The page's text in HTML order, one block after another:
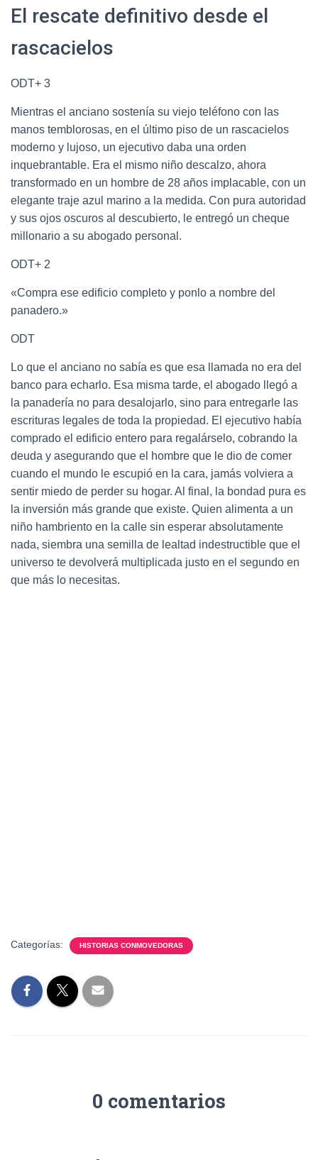
El rescate definitivo desde el
rascacielos
ODT+ 3
Mientras el anciano sostenía su viejo teléfono con las
manos temblorosas, en el último piso de un rascacielos
moderno y lujoso, un ejecutivo daba una orden
inquebrantable. Era el mismo niño descalzo, ahora
transformado en un hombre de 28 años implacable, con un
elegante traje azul marino a la medida. Con pura autoridad
y sus ojos oscuros al descubierto, le entregó un cheque
millonario a su abogado personal.
ODT+ 2
«Compra ese edificio completo y ponlo a nombre del
panadero.»
ODT
Lo que el anciano no sabía es que esa llamada no era del
banco para echarlo. Esa misma tarde, el abogado llegó a
la panadería no para desalojarlo, sino para entregarle las
escrituras legales de toda la propiedad. El ejecutivo había
comprado el edificio entero para regalárselo, cobrando la
deuda y asegurando que el hombre que le dio de comer
cuando el mundo le escupió en la cara, jamás volviera a
sentir miedo de perder su hogar. Al final, la bondad pura es
la inversión más grande que existe. Quien alimenta a un
niño hambriento en la calle sin esperar absolutamente
nada, siembra una semilla de lealtad indestructible que el
universo te devolverá multiplicada justo en el segundo en
que más lo necesitas.
Categorías: HISTORIAS CONMOVEDORAS
0 comentarios